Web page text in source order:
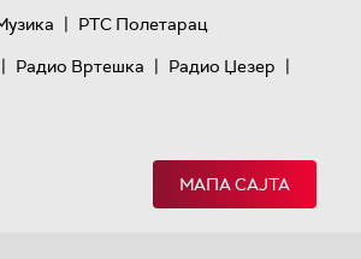
| РТС Полетарац
| Радио Вртешка | Радио Џезер |
МАПА САЈТА